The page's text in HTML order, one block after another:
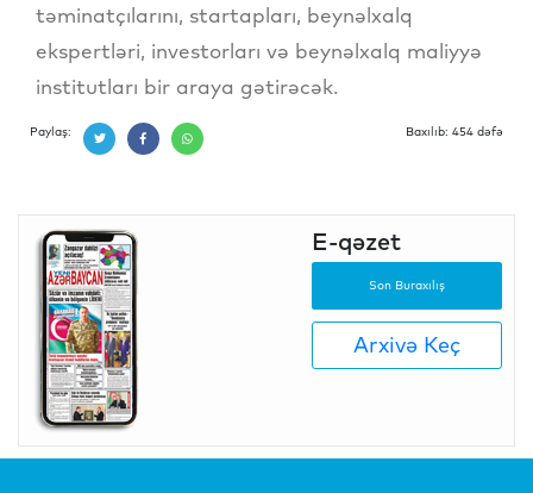
təminatçılarını, startapları, beynəlxalq
ekspertləri, investorları və beynəlxalq maliyyə
institutları bir araya gətirəcək.
Paylaş: Baxılıb: 454 dəfə
E-qəzet
Son Buraxılış
Arxivə Keç